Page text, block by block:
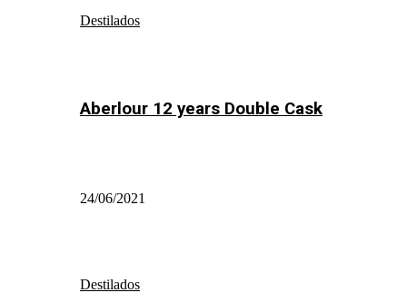
Destilados
Aberlour 12 years Double Cask
24/06/2021
Destilados